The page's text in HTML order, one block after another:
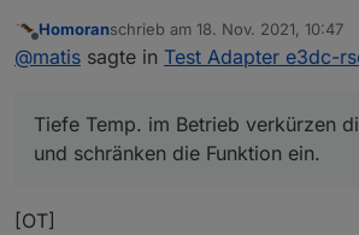
Ich wollte den E3DC in die
eingelagert werden.
Im Betrieb dagegen gar nicht. In
teilweise auf über 30°C beheizt, um
Offline
Homoranschrieb am 18. Nov. 2021, 10:47
zuletzt editiert von
@matis sagte in Test Adapter e3dc-
Tiefe Temp. im Betrieb verkürzen
und schränken die Funktion ein.
[OT]